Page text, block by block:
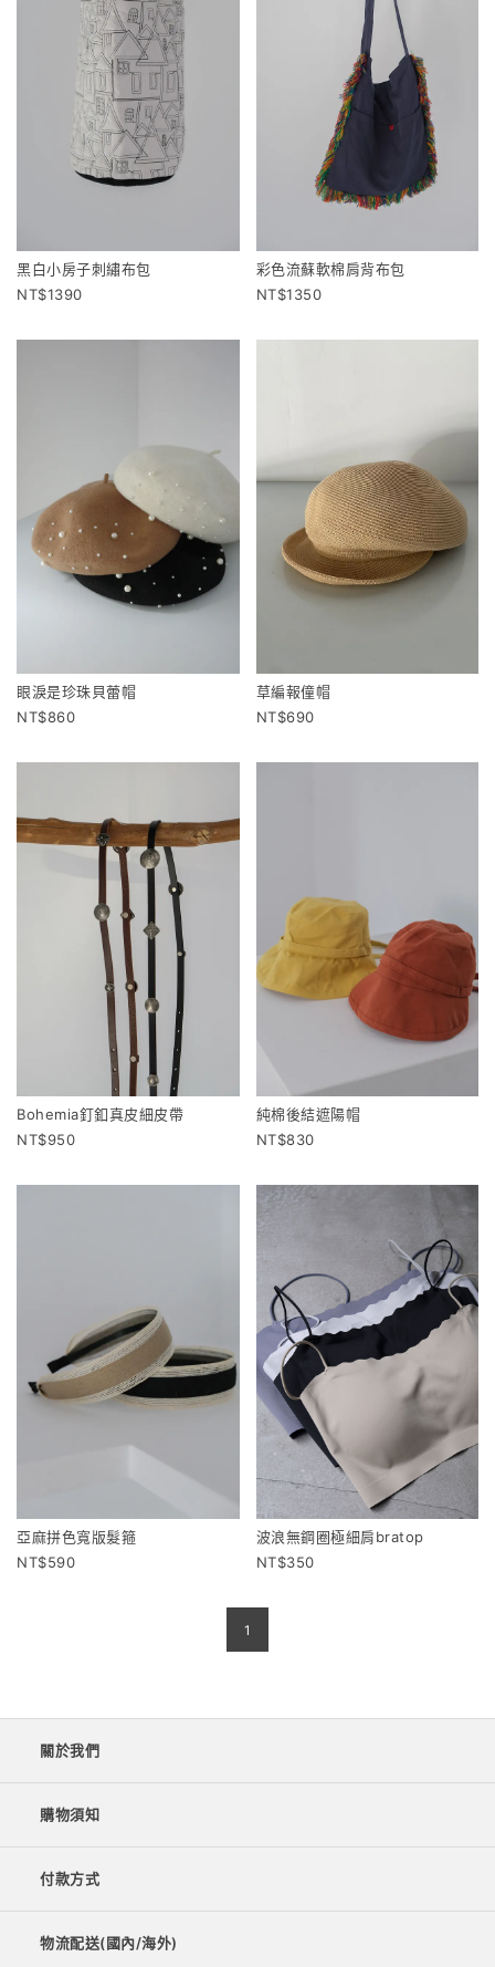
黑白小房子刺繡布包
1390
彩色流蘇軟棉肩背布包
1350
眼淚是珍珠貝蕾帽
860
草編報僮帽
690
Bohemia釘釦真皮細皮帶
950
純棉後結遮陽帽
830
亞麻拼色寬版髮箍
590
波浪無鋼圈極細肩bratop
350
1
關於我們
購物須知
付款方式
物流配送(國內/海外)